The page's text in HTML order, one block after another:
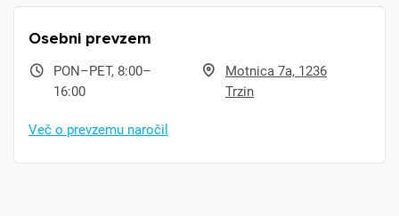
Osebni prevzem
PON–PET, 8:00–
16:00
Motnica 7a, 1236
Trzin
Več o prevzemu naročil